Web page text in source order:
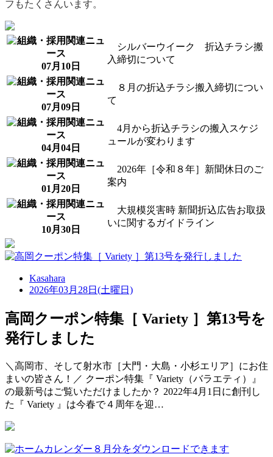
フもたくさんいます。
07月10日
シルバーウイーク 折込チラシ搬
入締切について
07月09日
８月の折込チラシ搬入締切につい
て
04月04日
4月から折込チラシの搬入スケジ
ュールが変わります
01月20日
2026年［令和８年］新聞休日のご
案内
10月30日
大規模災害時 新聞折込広告お取扱
いに関するガイドライン
Kasahara
2026年03月28日(土曜日)
高岡クーポン特集［ Variety ］第13号を
発行しました
＼高岡市、そして射水市［大門・大島・小杉エリア］にお住
まいの皆さん！／ クーポン特集『 Variety（バラエティ）』
の最新号はご覧いただけましたか？ 2022年4月1日に創刊し
た『 Variety 』は今春で４周年を迎…